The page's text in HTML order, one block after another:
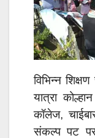
विभिन्न
यात्रा
कॉलेज,
संकल्प पट पर